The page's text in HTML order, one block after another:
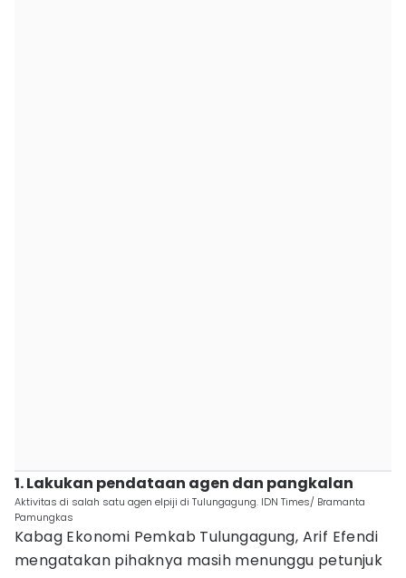
1. Lakukan pendataan agen dan pangkalan
Aktivitas di salah satu agen elpiji di Tulungagung. IDN Times/ Bramanta
Pamungkas
Kabag Ekonomi Pemkab Tulungagung, Arif Efendi
mengatakan pihaknya masih menunggu petunjuk